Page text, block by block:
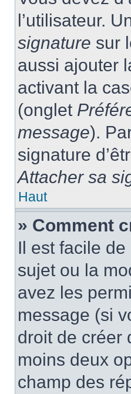
l’utilisateur.
signature sur
aussi ajouter
activant la
(onglet
message).
signature
Attacher sa
Haut
» Comment
Il est facile
sujet ou la
avez les
message (si
droit de créer
moins deux
champ des